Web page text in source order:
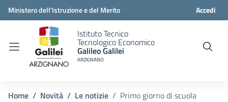
Ministero dell'Istruzione e del Merito Accedi
Istituto Tecnico
Tecnologico Economico
Galileo Galilei
ARZIGNANO
Home Novità Le notizie Primo giorno di scuola